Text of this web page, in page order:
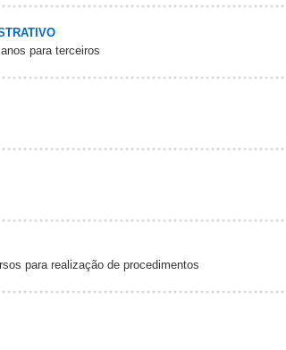
para terceiros
para realização de procedimentos